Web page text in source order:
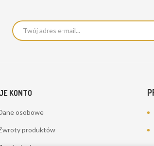
KONTO
osobowe
produktów